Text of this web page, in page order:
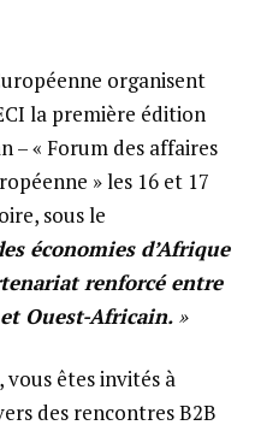
organisent
la première édition
– « Forum des affaires
» les 16 et 17
sous le
économies d’Afrique
renforcé entre
Ouest-Africain. »
êtes invités à
des rencontres B2B